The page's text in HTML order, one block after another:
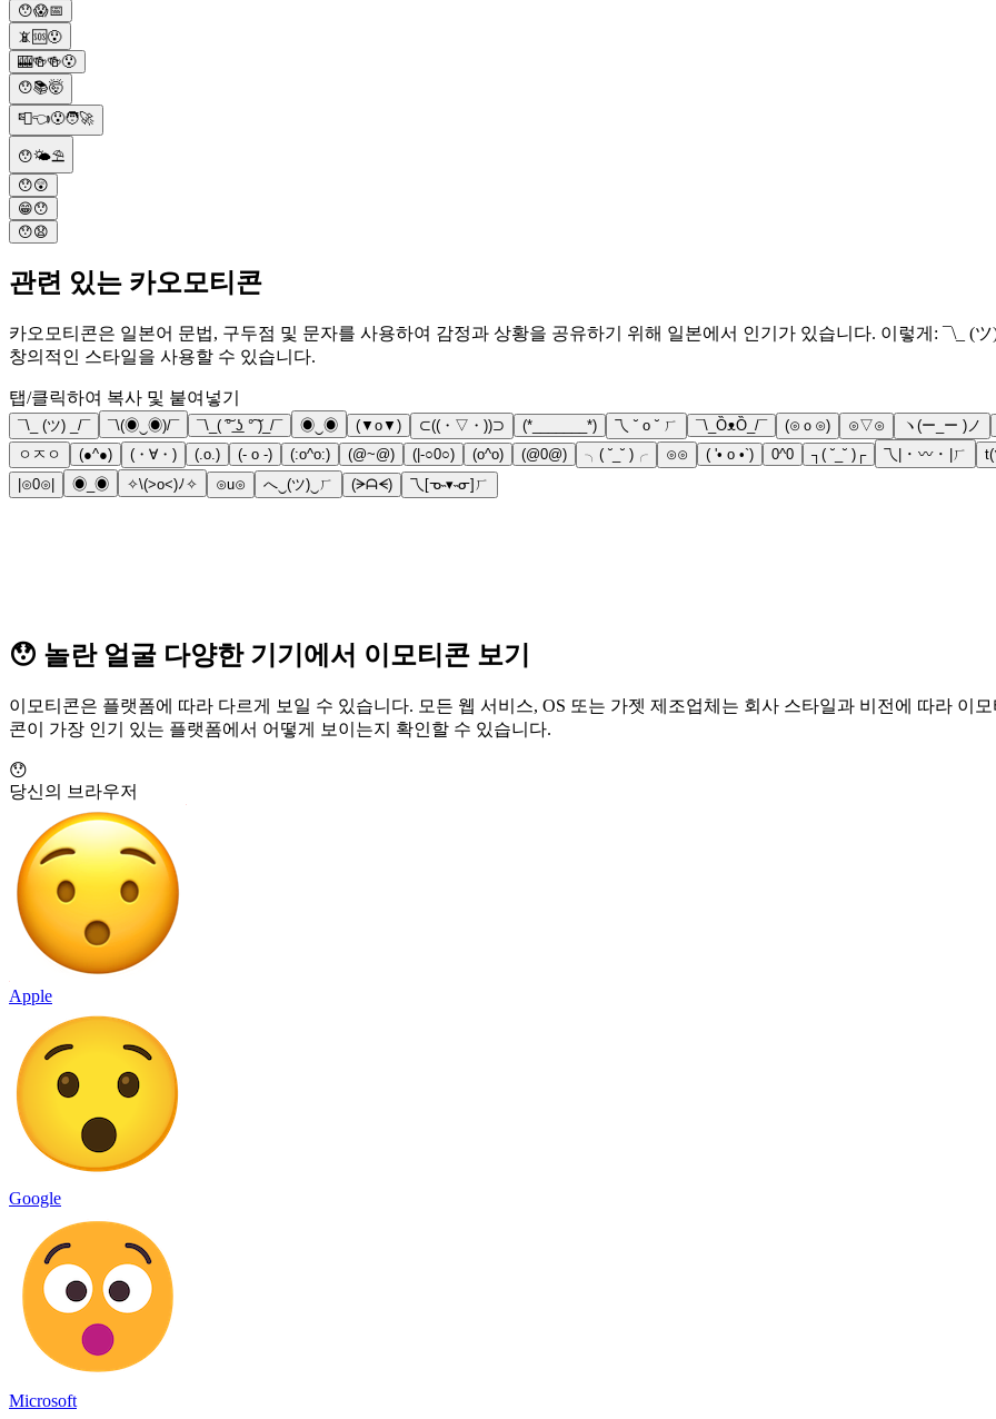
😯😱📅
📵🆘😯
🎰🍻🍻😯
😯📚🤯
📮👈😯🧑‍🚀
😯🌤⛱️
😯😲
😁😯
😯😧
관련 있는 카오모티콘
카오모티콘은 일본어 문법, 구두점 및 문자를 사용하여 감정과 상황을 공유하기 위해 일본에서 인기가 있습니다. 이렇게: ¯\_ (
창의적인 스타일을 사용할 수 있습니다.
탭/클릭하여 복사 및 붙여넣기
¯\_ (ツ) _/¯ ¯\(◉‿◉)/¯ ¯\_( ͠° ͟ʖ °͠ )_/¯ ◉‿◉ (▼o▼) ⊂((・▽・))⊃ (*_______*) 乁 ˘ o ˘ ㄏ ¯\_ȌᴥȌ_/¯ (⊙ｏ⊙) ⊙▽⊙
ヽ(ー_ー )ノ
ㅇㅈㅇ
(●^●) (・∀・) (.o.) (- o -) (:o^o:) (@~@) (|-○0○) (o^o) (@0@) ╮( ˘_˘ )╭ ⊙⊙ ( '• o •`) 0^0 ┐( ˘_˘ )┌ 乁| ･ 〰 ･ |ㄏ
|⊙0⊙|
◉_◉ ✧\(>o<)ﾉ✧ ⊙u⊙ へ‿(ツ)‿ㄏ (ᗒᗩᗕ) 乁[ᓀ˵▾˵ᓂ]ㄏ
😯 놀란 얼굴 다양한 기기에서 이모티콘 보기
이모티콘은 플랫폼에 따라 다르게 보일 수 있습니다. 모든 웹 서비스, OS 또는 가젯 제조업체는 회사 스타일과 비전에 따라 이
콘이 가장 인기 있는 플랫폼에서 어떻게 보이는지 확인할 수 있습니다.
😯
당신의 브라우저
Apple
Google
Microsoft